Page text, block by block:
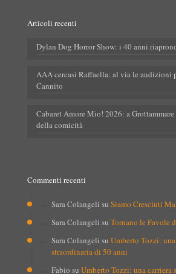
Articoli recenti
Dylan Dog Horror Show: i 40 anni
AAA cercasi Raffaella: al via le audizioni
Cannito
Cabaret Amore Mio! 2026: a
della comicità
Commenti recenti
Sara Colangeli su Siamo Cresciuti
Sara Colangeli su Tornano le Favole
Sara Colangeli su Umberto Tozzi:
straordinaria di 50 anni
Fabio su Umberto Tozzi: una carriera